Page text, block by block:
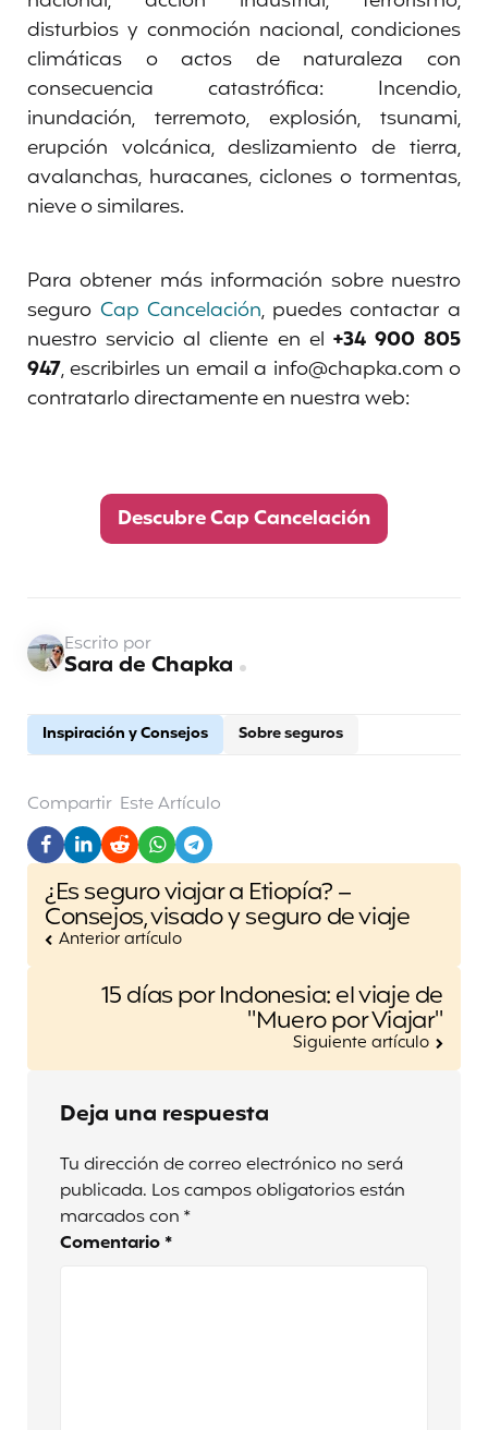
disturbios y conmoción nacional, condiciones
climáticas o actos de naturaleza con
consecuencia catastrófica: Incendio,
inundación, terremoto, explosión, tsunami,
erupción volcánica, deslizamiento de tierra,
avalanchas, huracanes, ciclones o tormentas,
nieve o similares.
Para obtener más información sobre nuestro
seguro Cap Cancelación, puedes contactar a
nuestro servicio al cliente en el +34 900 805
947, escribirles un email a info@chapka.com o
contratarlo directamente en nuestra web:
Descubre Cap Cancelación
Inspiración y Consejos Sobre seguros
Escrito por
Sara de Chapka
Compartir Este Artículo
Post
navigation
¿Es seguro viajar a Etiopía? –
Consejos, visado y seguro de viaje
Anterior artículo
15 días por Indonesia: el viaje de
"Muero por Viajar"
Siguiente artículo
Deja una respuesta
Tu dirección de correo electrónico no será
publicada. Los campos obligatorios están
marcados con *
Comentario *